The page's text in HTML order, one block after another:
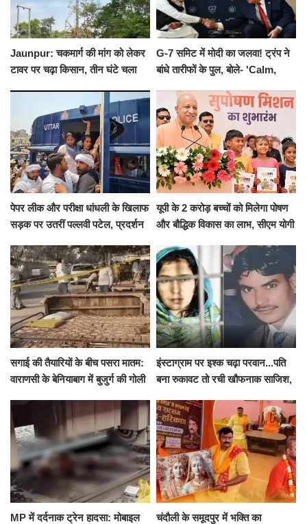
Jaunpur: चकमार्ग की मांग को लेकर
टावर पर चढ़ा किसान, तीन घंटे चला
G-7 समिट में मोदी का जलवा! ट्रंप ने
बांधे तारीफों के पुल, बोले- 'Calm,
पेपर लीक और परीक्षा धांधली के खिलाफ
सड़क पर उतरीं पल्लवी पटेल, प्रदर्शन
यूपी के 2 करोड़ बच्चों को मिलेगा पोषण
और बौद्धिक विकास का लाभ, सीएम योगी
सगाई की तैयारियों के बीच पसरा मातम:
वाराणसी के बेनियाबाग में बुजुर्ग की गोली
इंस्टाग्राम पर इश्क चढ़ा परवान...पति
बना रुकावट तो रची खौफनाक साजिश,
के घाट
MP में दर्दनाक ट्रेन हादसा: मोबाइल
चंदौली के समूदपुर में भक्ति का